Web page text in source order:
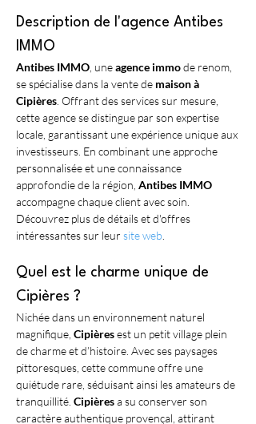
Description de l'agence Antibes
IMMO
Antibes IMMO , une agence immo de renom,
se spécialise dans la vente de maison à
Cipières . Offrant des services sur mesure,
cette agence se distingue par son expertise
locale, garantissant une expérience unique aux
investisseurs. En combinant une approche
personnalisée et une connaissance
approfondie de la région, Antibes IMMO
accompagne chaque client avec soin.
Découvrez plus de détails et d'offres
intéressantes sur leur site web
Quel est le charme unique de
Cipières ?
Nichée dans un environnement naturel
magnifique, Cipières est un petit village plein
de charme et d’histoire. Avec ses paysages
pittoresques, cette commune offre une
quiétude rare, séduisant ainsi les amateurs de
tranquillité. Cipières a su conserver son
caractère authentique provençal, attirant